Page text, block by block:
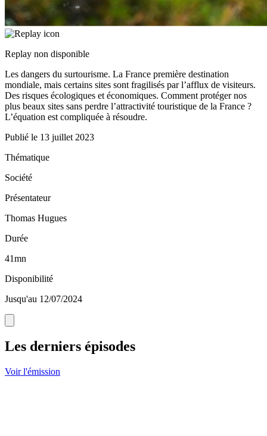
Replay non disponible
Les dangers du surtourisme. La France première destination
mondiale, mais certains sites sont fragilisés par l’afflux de visiteurs.
Des risques écologiques et économiques. Comment protéger nos
plus beaux sites sans perdre l’attractivité touristique de la France ?
L’équation est compliquée à résoudre.
Publié le 13 juillet 2023
Thématique
Société
Présentateur
Thomas Hugues
Durée
41mn
Disponibilité
Jusqu'au 12/07/2024
Les derniers épisodes
Voir l'émission